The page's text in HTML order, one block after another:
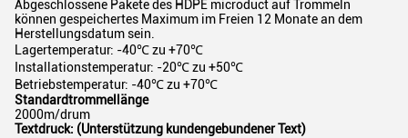
Abgeschlossene Pakete des HDPE microduct auf Trommeln
können gespeichertes Maximum im Freien 12 Monate an dem
Herstellungsdatum sein.
Lagertemperatur: -40℃ zu +70℃
Installationstemperatur: -20℃ zu +50℃
Betriebstemperatur: -40℃ zu +70℃
Standardtrommellänge
2000m/drum
Textdruck: (Unterstützung kundengebundener Text)